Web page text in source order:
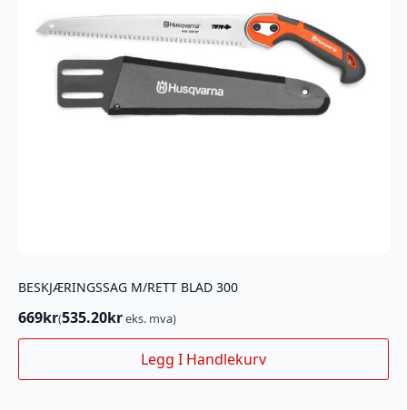
BESKJÆRINGSSAG M/RETT BLAD 300
669kr(535.20kreks. mva)
Legg I Handlekurv